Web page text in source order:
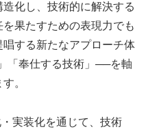
化し、技術的に解決する
果たすための表現力でも
する新たなアプローチ体
「奉仕する技術」──を軸
。
実装化を通じて、技術